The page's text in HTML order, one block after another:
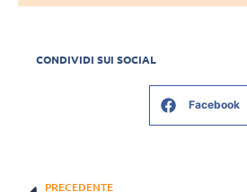
CONDIVIDI SUI SOCIAL
Facebook
PRECEDENTE